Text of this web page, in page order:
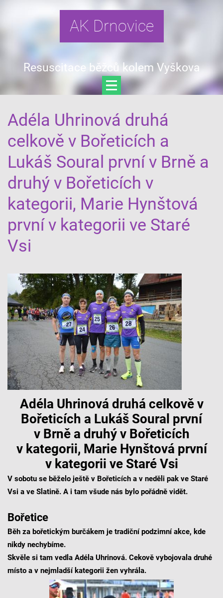
AK Drnovice
Resuscitace běžců kolem Vyškova
Adéla Uhrinová druhá
celkově v Bořeticích a
Lukáš Soural první v Brně a
druhý v Bořeticích v
kategorii, Marie Hynštová
první v kategorii ve Staré
Vsi
Adéla Uhrinová druhá celkově v
Bořeticích a Lukáš Soural první
v Brně a druhý v Bořeticích
v kategorii, Marie Hynštová první
v kategorii ve Staré Vsi
V sobotu se běželo ještě v Bořeticích a v neděli pak ve Staré
Vsi a ve Slatině. A i tam všude nás bylo pořádně vidět.
Bořetice
Běh za bořetickým burčákem je tradiční podzimní akce, kde
nikdy nechybíme.
Skvěle si tam vedla Adéla Uhrinová. Cekově vybojovala druhé
místo a v nejmladší kategorii žen vyhrála.